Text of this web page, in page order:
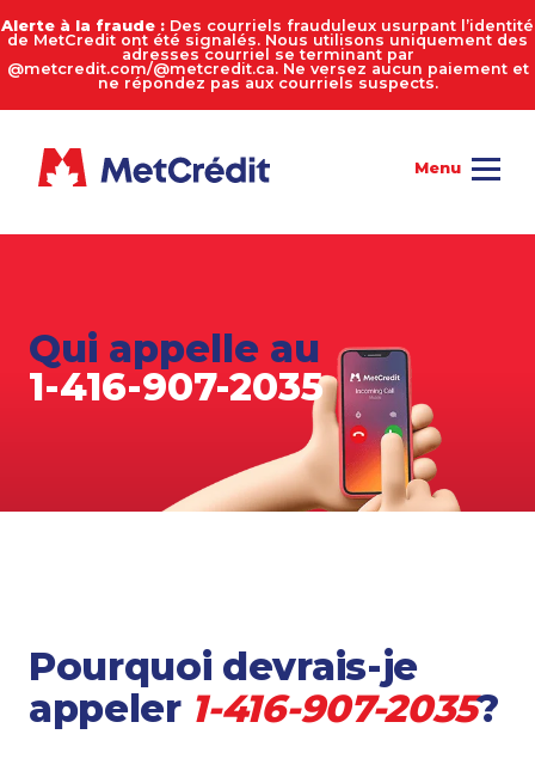
Alerte à la fraude : Des courriels frauduleux usurpant l’identité
de MetCredit ont été signalés. Nous utilisons uniquement des
adresses courriel se terminant par
@metcredit.com/@metcredit.ca. Ne versez aucun paiement et
ne répondez pas aux courriels suspects.
Qui appelle au
1-416-907-2035
Pourquoi devrais-je
appeler 1-416-907-2035?